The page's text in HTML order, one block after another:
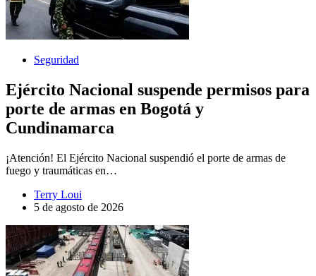
Seguridad
Ejército Nacional suspende permisos para
porte de armas en Bogotá y
Cundinamarca
¡Atención! El Ejército Nacional suspendió el porte de armas de
fuego y traumáticas en…
Terry Loui
5 de agosto de 2026